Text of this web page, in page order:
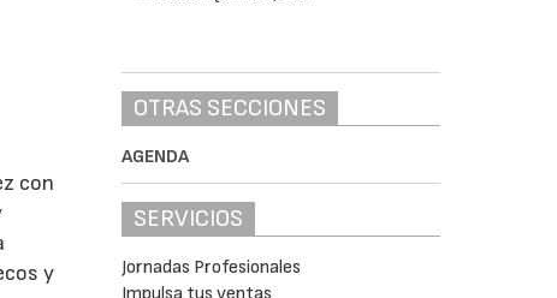
con
y
OTRAS SECCIONES
AGENDA
SERVICIOS
Jornadas Profesionales